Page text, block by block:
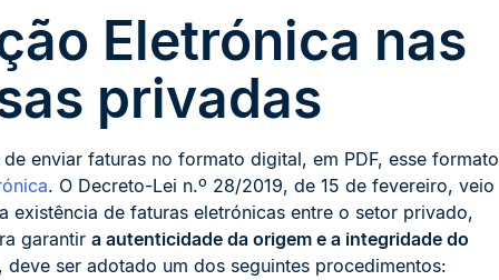
Eletrónica nas
privadas
enviar faturas no formato digital, em PDF, esse formato
. O Decreto-Lei n.º 28/2019, de 15 de fevereiro, veio
existência de faturas eletrónicas entre o setor privado,
garantira autenticidade da origem e a integridade do
, deve ser adotado um dos seguintes procedimentos: